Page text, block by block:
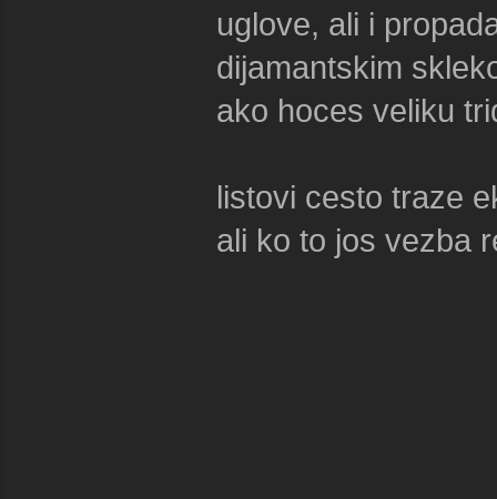
uglove, ali i
dijamantskim
ako hoces veliku
listovi cesto traze
ali ko to jos vezba